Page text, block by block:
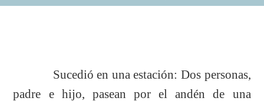
Sucedió en una estación: Dos personas,
padre e hijo, pasean por el andén de una